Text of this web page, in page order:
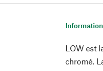
LOW est
chromé.